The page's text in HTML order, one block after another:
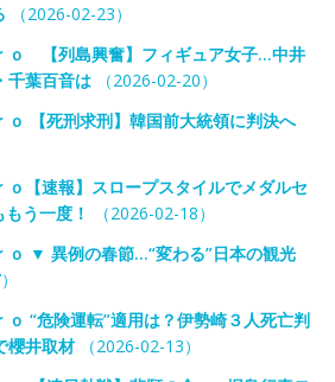
（2026-02-23）
ｏ 【列島興奮】フィギュア女子…中井
千葉百音は（2026-02-20）
【死刑求刑】韓国前大統領に判決へ
【速報】スロープスタイルでメダルセ
う一度！
（2026-02-18）
▼ 異例の春節…“変わる”日本の観光
“危険運転”適用は？伊勢崎３人死亡判
櫻井取材（2026-02-13）